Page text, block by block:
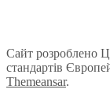
Сайт розроблено
стандартів
Themeansar.